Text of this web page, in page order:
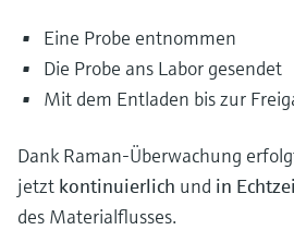
Eine Probe entnommen
Die Probe ans Labor gesendet
Mit dem Entladen bis zur
Dank Raman-Überwachung
jetzt kontinuierlich und in
des Materialflusses.